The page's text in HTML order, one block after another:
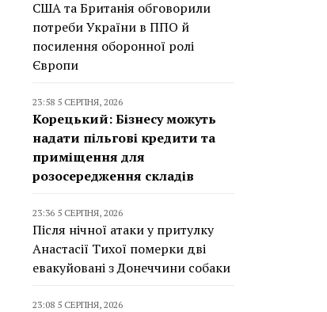
США та Британія обговорили
потреби України в ППО й
посилення оборонної ролі
Європи
23:58 5 СЕРПНЯ, 2026
Корецький: Бізнесу можуть
надати пільгові кредити та
приміщення для
розосередження складів
23:36 5 СЕРПНЯ, 2026
Після нічної атаки у притулку
Анастасії Тихої померки дві
евакуйовані з Донеччини собаки
23:08 5 СЕРПНЯ, 2026